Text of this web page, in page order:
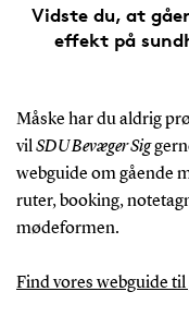
Vidste du, at
effekt på
Måske har du aldrig
vilSDU Bevæger Sig
webguide om gående
ruter, booking,
mødeformen.
Find vores webguide